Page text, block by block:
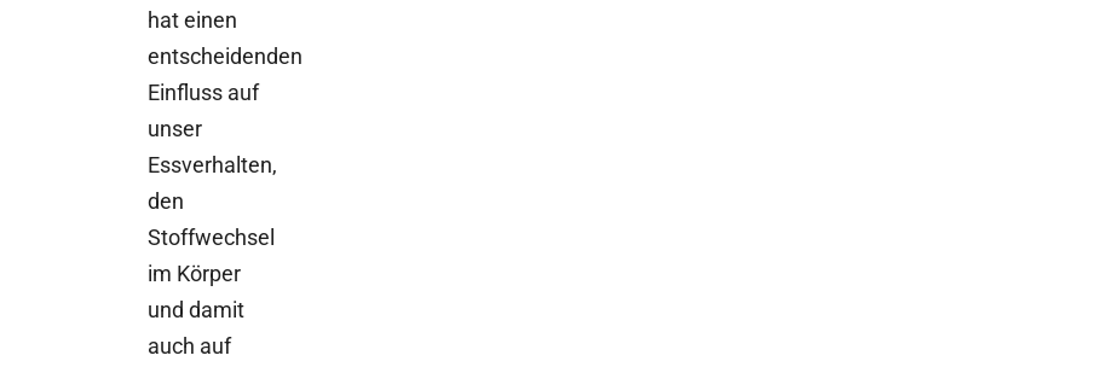
hat einen
entscheidenden
Einfluss auf
unser
Essverhalten,
den
Stoffwechsel
im Körper
und damit
auch auf